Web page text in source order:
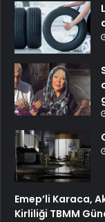
Emep’li Karaca,
Kirliliği TBMM